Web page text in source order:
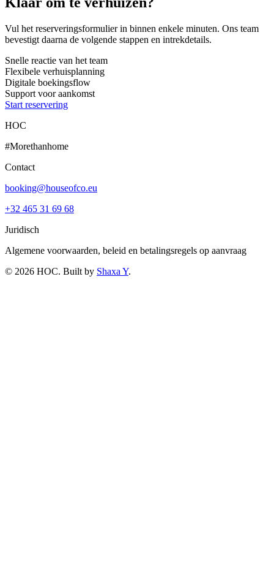
Vul het reserveringsformulier in binnen enkele minuten. Ons team
bevestigt daarna de volgende stappen en intrekdetails.
Snelle reactie van het team
Flexibele verhuisplanning
Digitale boekingsflow
Support voor aankomst
Start reservering
HOC
#Morethanhome
Contact
booking@houseofco.eu
+32 465 31 69 68
Juridisch
Algemene voorwaarden, beleid en betalingsregels op aanvraag
© 2026 HOC. Built by Shaxa Y.